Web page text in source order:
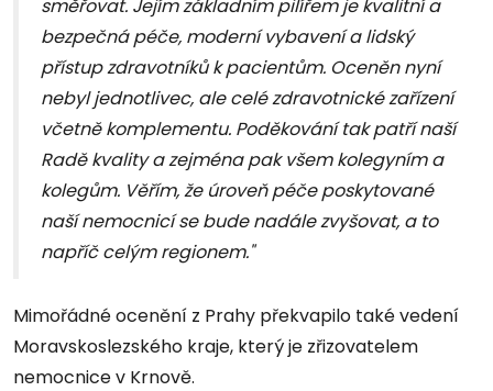
směřovat. Jejím základním pilířem je kvalitní a
bezpečná péče, moderní vybavení a lidský
přístup zdravotníků k pacientům. Oceněn nyní
nebyl jednotlivec, ale celé zdravotnické zařízení
včetně komplementu. Poděkování tak patří naší
Radě kvality a zejména pak všem kolegyním a
kolegům. Věřím, že úroveň péče poskytované
naší nemocnicí se bude nadále zvyšovat, a to
napříč celým regionem."
Mimořádné ocenění z Prahy překvapilo také vedení
Moravskoslezského kraje, který je zřizovatelem
nemocnice v Krnově.